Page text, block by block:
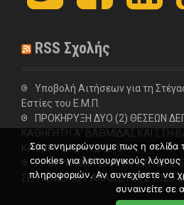
i
e
r
c
o
n
I
RSS Σχολής
Υποβολή Αιτήσεων για τη
Εστίες του Ε.Μ.Π.
ΠΡΟΚΗΡΥΞΗ ΔΥΟ (2) ΘΕΣΕΩΝ
ΚΑΘΗΓΗΤΗ Α’ ΒΑΘΜΙΔΑΣ ΚΑΙ ΣΤΗ
ΚΑΘΗΓΗΤΗ ΣΤΗ ΣΧΟΛΗ
ΠΡΟΓΡΑΜΜΑ ΕΠΑΝΑΛΗΠΤΙΚΗΣ
ΣΕΠΤΕΜΒΡΙΟΥ ΑΚΑΔ.ΕΤΟΥΣ 2025-
Σας ενημερώνουμε πως η σελίδα
cookies για λειτουργικούς λόγους
πληροφοριών. Αν συνεχίσετε να
συναινείτε σε